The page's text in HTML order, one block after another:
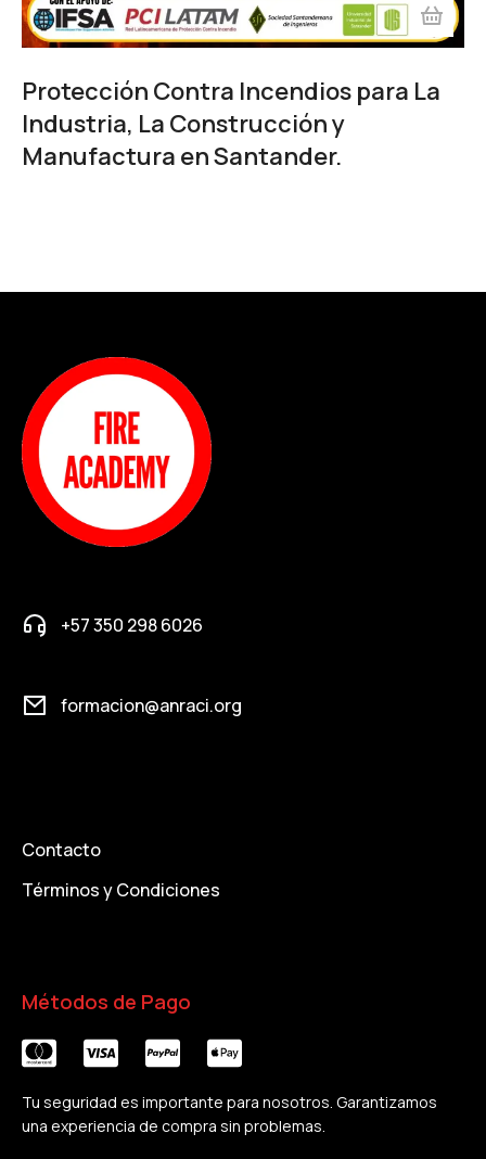
Protección Contra Incendios para La
Industria, La Construcción y
Manufactura en Santander.
+57 350 298 6026
formacion@anraci.org
Contacto
Términos y Condiciones
Métodos de Pago
Tu seguridad es importante para nosotros. Garantizamos
una experiencia de compra sin problemas.